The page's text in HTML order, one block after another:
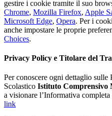
gestire i cookie tramite il suo
Chrome, Mozilla Firefox, Apple
Microsoft Edge, Opera. Per i
anche impostare le proprie
Choices.
Privacy Policy e Titolare del
Per conoscere ogni dettaglio
Scolastico Istituto Comprensivo
a visionare l’Informativa
link